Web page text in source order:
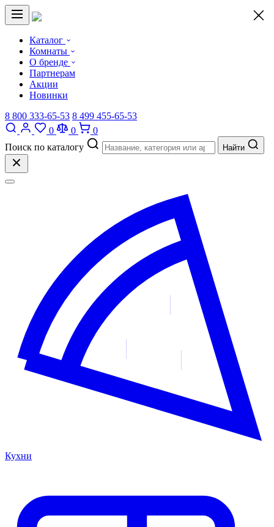
Каталог
Комнаты
О бренде
Партнерам
Акции
Новинки
8 800 333-65-53 8 499 455-65-53
0
0
0
Поиск по каталогу
Найти
Кухни
×